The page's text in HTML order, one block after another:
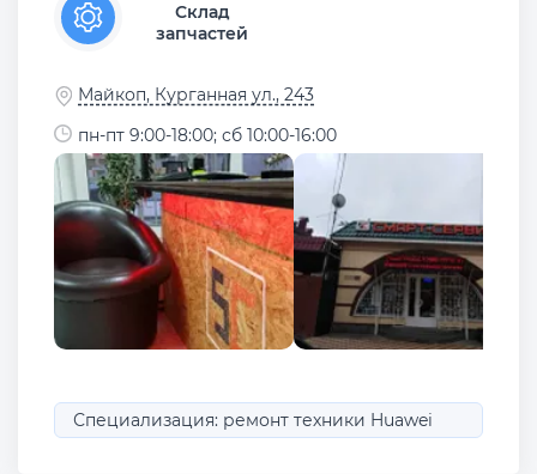
Склад
запчастей
Майкоп, Курганная ул., 243
пн-пт 9:00-18:00; сб 10:00-16:00
Специализация: ремонт техники Huawei